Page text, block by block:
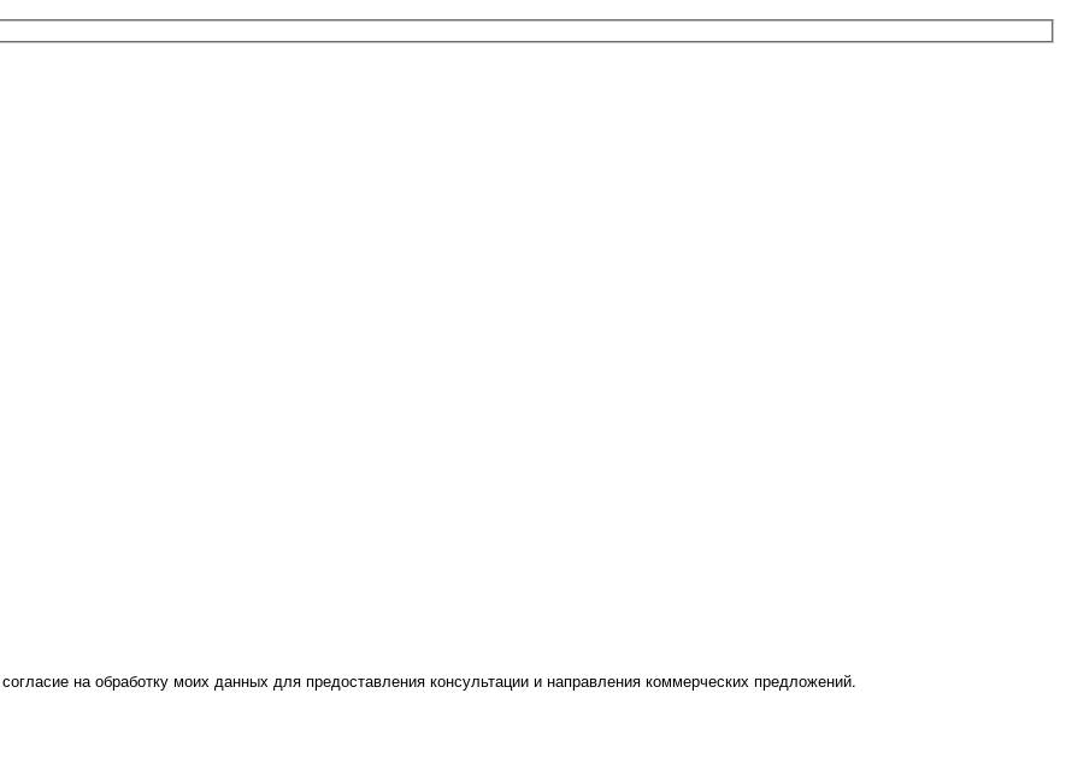
на обработку моих данных для предоставления консультации и направления коммерческих предложений.